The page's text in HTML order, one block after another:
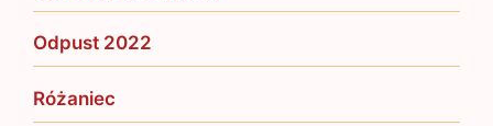
Odpust 2022
Różaniec